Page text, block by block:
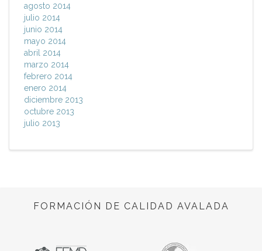
agosto 2014
julio 2014
junio 2014
mayo 2014
abril 2014
marzo 2014
febrero 2014
enero 2014
diciembre 2013
octubre 2013
julio 2013
FORMACIÓN DE CALIDAD AVALADA